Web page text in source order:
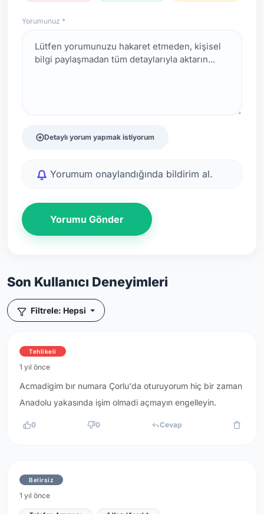
Yorumunuz *
Detaylı yorum yapmak istiyorum
Yorumum onaylandığında bildirim al.
Yorumu Gönder
Son Kullanıcı Deneyimleri
Filtrele: Hepsi
Tehlikeli
1 yıl önce
Acmadigim bır numara Çorlu'da oturuyorum hiç bir zaman
Anadolu yakasında işim olmadi açmayın engelleyin.
0 0 Cevap
Belirsiz
1 yıl önce